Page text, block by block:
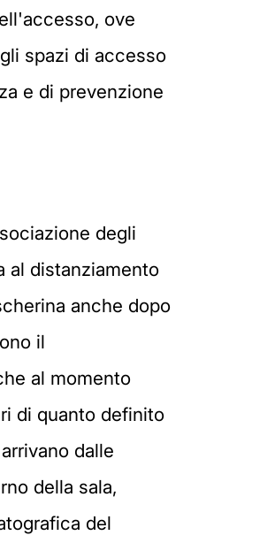
ove
spazi di accesso
e di prevenzione
degli
al distanziamento
anche dopo
il
al momento
di quanto definito
dalle
della sala,
del